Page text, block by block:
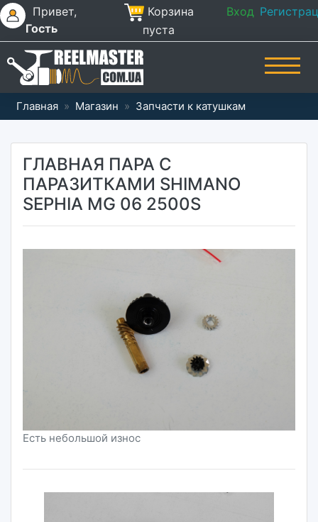
Привет,
Гость
Корзина
пуста
Вход
Главная » Магазин » Запчасти к катушкам
ГЛАВНАЯ ПАРА С
ПАРАЗИТКАМИ SHIMANO
SEPHIA MG 06 2500S
Есть небольшой износ